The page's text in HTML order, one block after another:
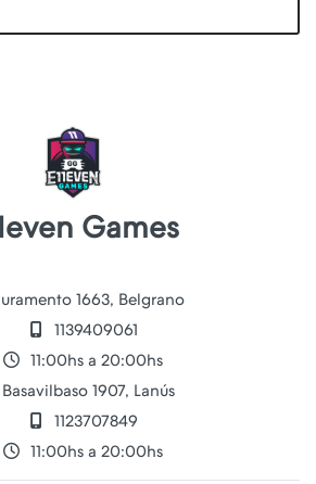
Games
1663, Belgrano
1139409061
11:00hs a 20:00hs
Basavilbaso 1907, Lanús
1123707849
11:00hs a 20:00hs